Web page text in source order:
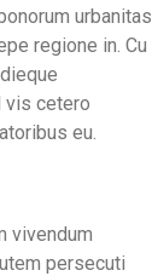
urbanitas
regione in. Cu
vis cetero
eu.
vivendum
persecuti